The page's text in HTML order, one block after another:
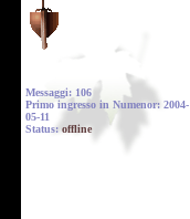
Messaggi: 106
Primo ingresso in Numenor: 2004-
05-11
Status: offline